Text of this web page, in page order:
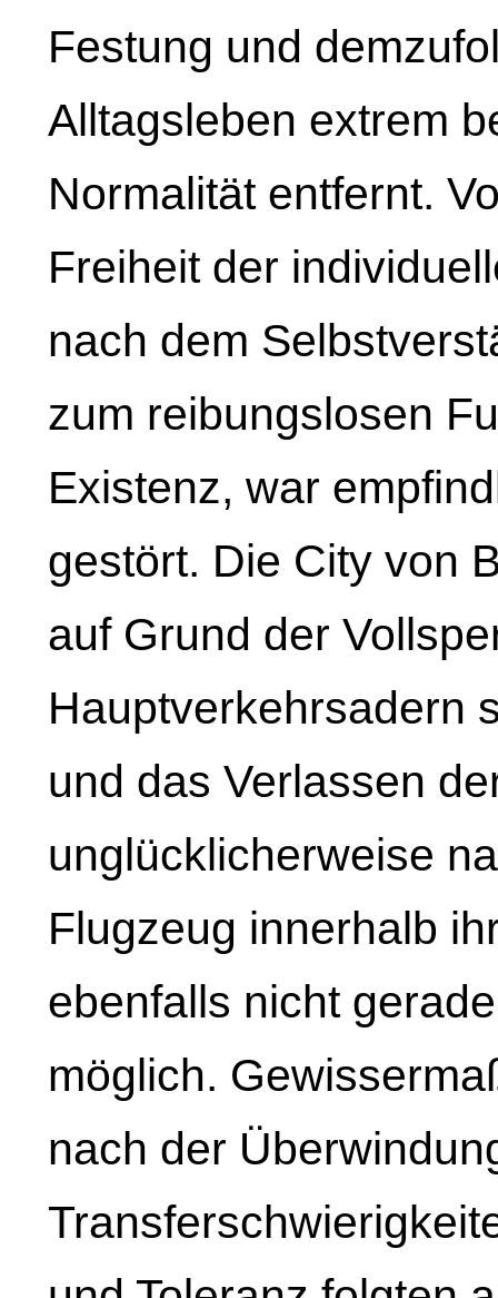
Festung und
Alltagsleben extrem
Normalität entfernt.
Freiheit der
nach dem
zum reibungslosen
Existenz, war
gestört. Die City von
auf Grund der
Hauptverkehrsadern
und das Verlassen
unglücklicherweise
Flugzeug innerhalb
ebenfalls nicht
möglich.
nach der